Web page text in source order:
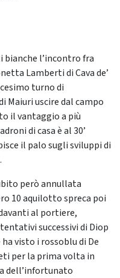
bianche l’incontro fra
Lamberti di Cava de’
turno di
uscire dal campo
il vantaggio a più
di casa è al 30’
il palo sugli sviluppi di
però annullata
10 aquilotto spreca poi
al portiere,
successivi di Diop
visto i rossoblu di De
per la prima volta in
dell’infortunato